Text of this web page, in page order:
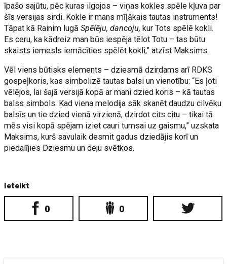
īpašo sajūtu, pēc kuras ilgojos – viņas kokles spēle kļuva par
šīs versijas sirdi. Kokle ir mans mīļākais tautas instruments!
Tāpat kā Rainim lugā Spēlēju, dancoju,kur Tots spēlē kokli.
Es ceru, ka kādreiz man būs iespēja tēlot Totu – tas būtu
skaists iemesls iemācīties spēlēt kokli,” atzīst Maksims.
Vēl viens būtisks elements – dziesmā dzirdams arī RDKS
gospeļkoris, kas simbolizē tautas balsi un vienotību: “Es ļoti
vēlējos, lai šajā versijā kopā ar mani dzied koris – kā tautas
balss simbols. Kad viena melodija sāk skanēt daudzu cilvēku
balsīs un tie dzied vienā virzienā, dzirdot cits citu – tikai tā
mēs visi kopā spējam iziet cauri tumsai uz gaismu,” uzskata
Maksims, kurš savulaik desmit gadus dziedājis korī un
piedalījies Dziesmu un deju svētkos.
Ieteikt
0 0